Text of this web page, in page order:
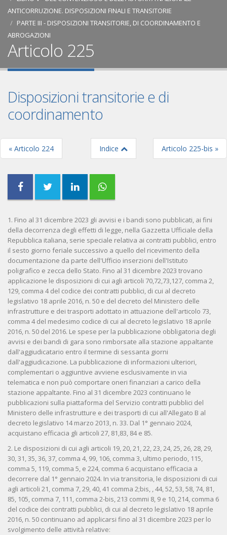
ANTICORRUZIONE. DISPOSIZIONI FINALI E TRANSITORIE
PARTE III - DISPOSIZIONI TRANSITORIE, DI COORDINAMENTO E
ABROGAZIONI
Articolo 225
Disposizioni transitorie e di
coordinamento
« Articolo 224 Indice Articolo 225-bis »
1. Fino al 31 dicembre 2023 gli avvisi e i bandi sono pubblicati, ai fini
della decorrenza degli effetti di legge, nella Gazzetta Ufficiale della
Repubblica italiana, serie speciale relativa ai contratti pubblici, entro
il sesto giorno feriale successivo a quello del ricevimento della
documentazione da parte dell'Ufficio inserzioni dell'Istituto
poligrafico e zecca dello Stato. Fino al 31 dicembre 2023 trovano
applicazione le disposizioni di cui agli articoli 70,72,73,127, comma 2,
129, comma 4 del codice dei contratti pubblici, di cui al decreto
legislativo 18 aprile 2016, n. 50 e del decreto del Ministero delle
infrastrutture e dei trasporti adottato in attuazione dell'articolo 73,
comma 4 del medesimo codice di cui al decreto legislativo 18 aprile
2016, n. 50 del 2016. Le spese per la pubblicazione obbligatoria degli
avvisi e dei bandi di gara sono rimborsate alla stazione appaltante
dall'aggiudicatario entro il termine di sessanta giorni
dall'aggiudicazione. La pubblicazione di informazioni ulteriori,
complementari o aggiuntive avviene esclusivamente in via
telematica e non può comportare oneri finanziari a carico della
stazione appaltante. Fino al 31 dicembre 2023 continuano le
pubblicazioni sulla piattaforma del Servizio contratti pubblici del
Ministero delle infrastrutture e dei trasporti di cui all'Allegato B al
decreto legislativo 14 marzo 2013, n. 33. Dal 1° gennaio 2024,
acquistano efficacia gli articoli 27, 81,83, 84 e 85.
2. Le disposizioni di cui agli articoli 19, 20, 21, 22, 23, 24, 25, 26, 28, 29,
30, 31, 35, 36, 37, comma 4, 99, 106, comma 3, ultimo periodo, 115,
comma 5, 119, comma 5, e 224, comma 6 acquistano efficacia a
decorrere dal 1° gennaio 2024. In via transitoria, le disposizioni di cui
agli articoli 21, comma 7, 29, 40, 41 comma 2;bis, , 44, 52, 53, 58, 74, 81,
85, 105, comma 7, 111, comma 2-bis, 213 commi 8, 9 e 10, 214, comma 6
del codice dei contratti pubblici, di cui al decreto legislativo 18 aprile
2016, n. 50 continuano ad applicarsi fino al 31 dicembre 2023 per lo
svolgimento delle attività relative: